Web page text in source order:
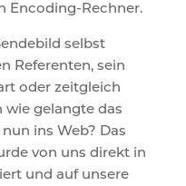
Encoding-Rechner.
selbst
Referenten, sein
oder zeitgleich
wie gelangte das
ins Web? Das
von uns direkt in
und auf unsere